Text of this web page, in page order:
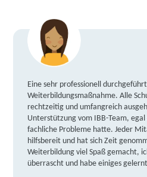
Eine sehr professionell
Weiterbildungsmaßnahme. Alle
rechtzeitig und umfangreich
Unterstützung vom IBB-Team,
fachliche Probleme hatte. Jeder
hilfsbereit und hat sich Zeit
Weiterbildung viel Spaß gemacht,
überrascht und habe einiges